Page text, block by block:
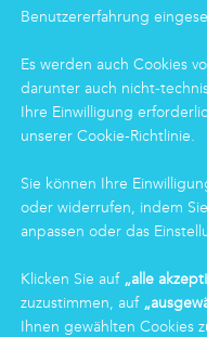
Housekeeping
Facility
Logistics & Care
Eco Clean-
INFORMATIONEN
Gruppe
Zertifizierungen
Arbeiten bei Markas
Markas Family
Benutzererfahrung
Es werden auch Cookies
darunter auch nicht-
Ihre Einwilligung
unserer Cookie-Richtlinie.
Sie können Ihre
oder widerrufen, indem
anpassen oder das
Klicken Sie auf „alle
zuzustimmen, auf
Ihnen gewählten Cookies